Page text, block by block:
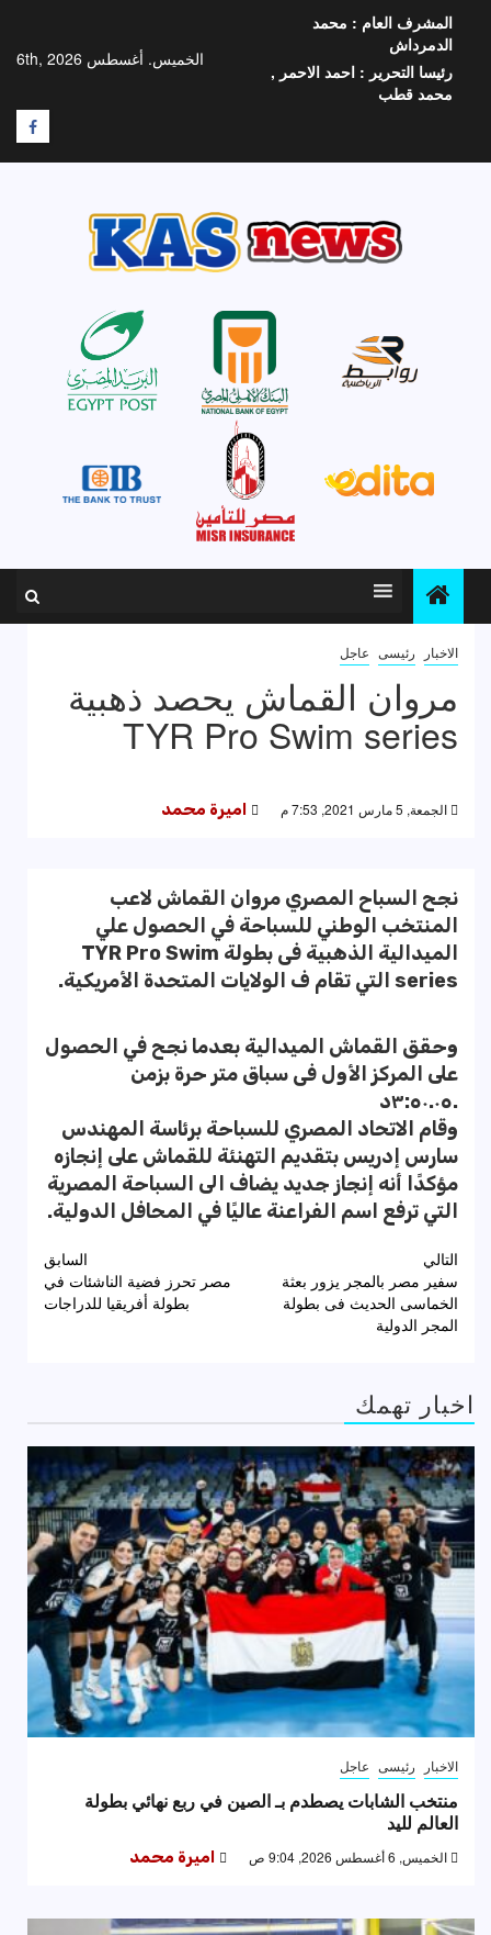
المحتوى
الخميس. أغسطس 6th, 2026
المشرف العام : محمد
الدمرداش
رئيسا التحرير : احمد الاحمر ,
محمد قطب
F
الاخبار رئيسى عاجل
مروان القماش يحصد ذهبية
TYR Pro Swim series
الجمعة, 5 مارس 2021, 7:53 م اميرة محمد
نجح السباح المصري مروان القماش لاعب
المنتخب الوطني للسباحة في الحصول علي
الميدالية الذهبية فى بطولة TYR Pro Swim
series التي تقام ف الولايات المتحدة الأمريكية.
وحقق القماش الميدالية بعدما نجح في الحصول
٣:٥٠.٠٥د.
وقام الاتحاد المصري للسباحة برئاسة المهندس
سارس إدريس بتقديم التهنئة للقماش على إنجازه
مؤكدًا أنه إنجاز جديد يضاف الى السباحة المصرية
التي ترفع اسم الفراعنة عاليًا في المحافل الدولية.
تصفّح
المقالات
السابق
مصر تحرز فضية الناشئات في
بطولة أفريقيا للدراجات
التالي
سفير مصر بالمجر يزور بعثة
الخماسى الحديث فى بطولة
المجر الدولية
اخبار تهمك
الاخبار رئيسى عاجل
منتخب الشابات يصطدم بـ الصين في ربع نهائي بطولة
العالم لليد
الخميس, 6 أغسطس 2026, 9:04 ص اميرة محمد